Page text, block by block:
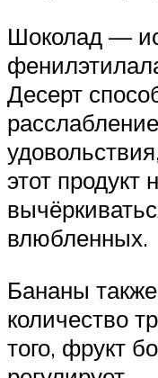
Шоколад —
Десерт
этот продукт
влюбленных.
Бананы
количество
того, фрукт